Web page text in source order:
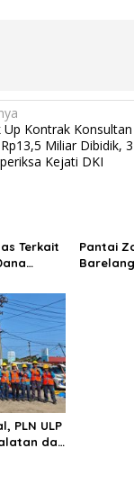
Kontrak
Miliar Dibidik,
Kejati DKI
Terkait
Pantai
PLN ULP
dan